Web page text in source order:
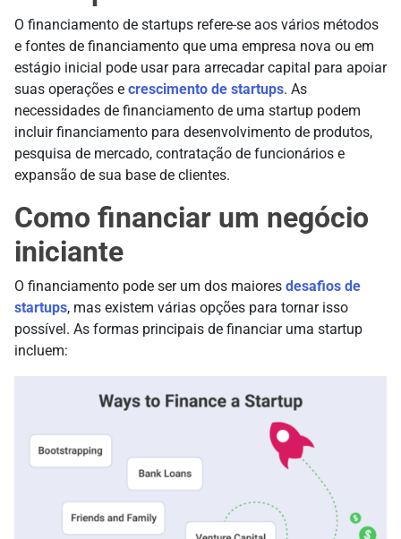
O financiamento de startups refere-se aos vários métodos
e fontes de financiamento que uma empresa nova ou em
estágio inicial pode usar para arrecadar capital para apoiar
suas operações e crescimento de startups. As
necessidades de financiamento de uma startup podem
incluir financiamento para desenvolvimento de produtos,
pesquisa de mercado, contratação de funcionários e
expansão de sua base de clientes.
Como financiar um negócio
iniciante
O financiamento pode ser um dos maiores desafios de
startups, mas existem várias opções para tornar isso
possível. As formas principais de financiar uma startup
incluem: